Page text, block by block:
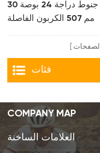
جنوط دراجة 24 بوصة 30
مم 507 الكربون الفاصلة
الصفحات
فئات
COMPANY MAP
العلامات الساخنة